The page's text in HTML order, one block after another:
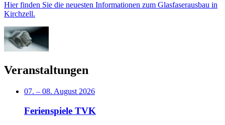
Hier finden Sie die neuesten Informationen zum Glasfaserausbau in
Kirchzell.
Veranstaltungen
07. – 08. August 2026
Ferienspiele TVK